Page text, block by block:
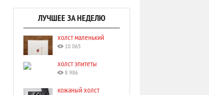
ЛУЧШЕЕ ЗА НЕДЕЛЮ
холст маленький
10 065
холст эпитеты
8 986
кожаный холст